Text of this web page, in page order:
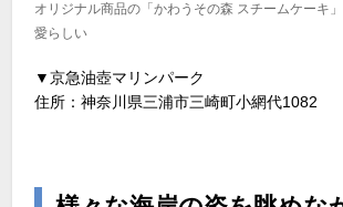
オリジナル商品の「かわうその森 スチームケーキ
愛らしい
▼京急油壺マリンパーク
住所：神奈川県三浦市三崎町小網代1082